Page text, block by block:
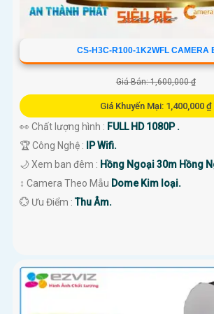
CS-H3C-R100-1K2WFL CAMERA
Giá Bán: 1,600,000 ₫
Giá Khuyến Mại: 1,400,000 ₫
👀 Chất lượng hình : FULL HD 1080P .
🏆 Công Nghệ :
IP Wifi.
🌙 Xem ban đêm : Hồng Ngoại 30m Hồng
↕️ Camera Theo Mẫu Dome Kim loại.
️💮 Ưu Điểm :Thu Âm.